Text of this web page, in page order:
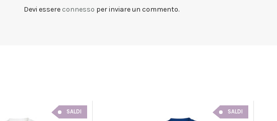
Devi essere connesso per inviare un commento.
SALDI SALDI